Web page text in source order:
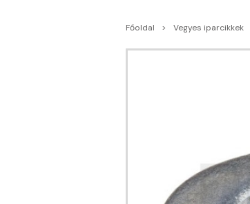
Főoldal Vegyes iparcikkek